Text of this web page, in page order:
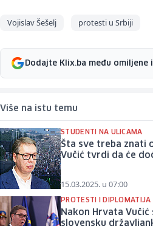
Vojislav Šešelj protesti u Srbiji
Dodajte Klix.ba među omiljene
Više na istu temu
STUDENTI NA ULICAMA
Šta sve treba znati
Vučić tvrdi da će
15.03.2025. u 07:00
PROTESTI I DIPLOMATIJA
Nakon Hrvata
slovensku